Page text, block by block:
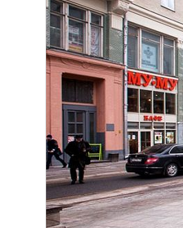
Киев
Лондон
Лос-Анджелес
Москва
Париж
Паттайя